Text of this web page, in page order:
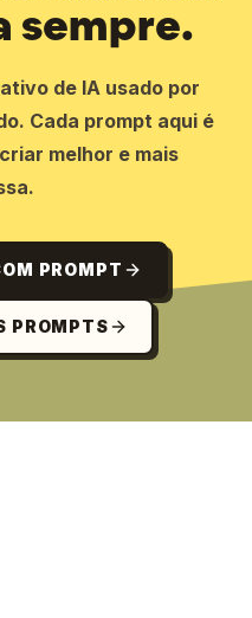
sempre.
de IA usado por
Cada prompt aqui é
melhor e mais
PROMPT
PROMPTS